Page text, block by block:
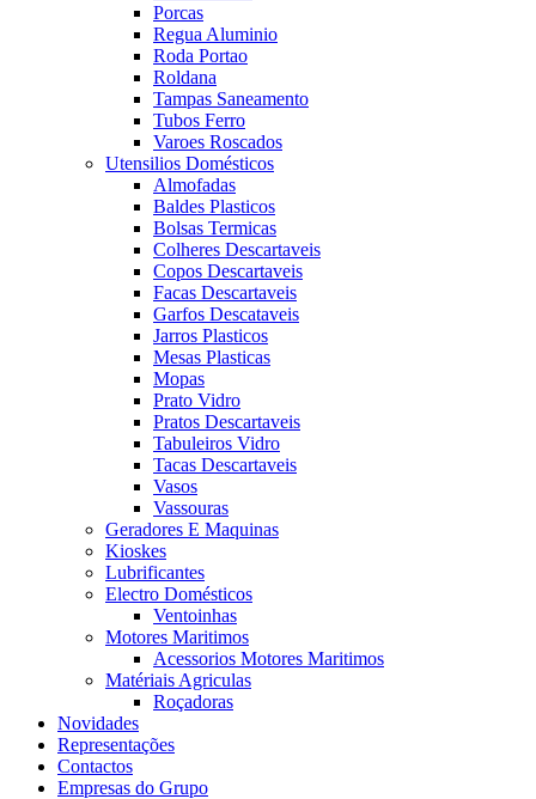
Porcas
Regua Aluminio
Roda Portao
Roldana
Tampas Saneamento
Tubos Ferro
Varoes Roscados
Utensilios Domésticos
Almofadas
Baldes Plasticos
Bolsas Termicas
Colheres Descartaveis
Copos Descartaveis
Facas Descartaveis
Garfos Descataveis
Jarros Plasticos
Mesas Plasticas
Mopas
Prato Vidro
Pratos Descartaveis
Tabuleiros Vidro
Tacas Descartaveis
Vasos
Vassouras
Geradores E Maquinas
Kioskes
Lubrificantes
Electro Domésticos
Ventoinhas
Motores Maritimos
Acessorios Motores Maritimos
Matériais Agriculas
Roçadoras
Novidades
Representações
Contactos
Empresas do Grupo